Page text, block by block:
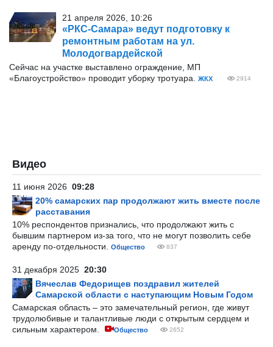
21 апреля 2026, 10:26
«РКС-Самара» ведут подготовку к
ремонтным работам на ул.
Молодогвардейской
Сейчас на участке выставлено ограждение, МП
«Благоустройство» проводит уборку тротуара.
ЖКХ 2914
Видео
11 июня 2026 09:28
20% самарских пар продолжают жить вместе после
расставания
10% респондентов признались, что продолжают жить с
бывшим партнером из-за того, что не могут позволить себе
аренду по-отдельности.
Общество 837
31 декабря 2025 20:30
Вячеслав Федорищев поздравил жителей
Самарской области с наступающим Новым Годом
Самарская область – это замечательный регион, где живут
трудолюбивые и талантливые люди с открытым сердцем и
сильным характером.
Общество 2652